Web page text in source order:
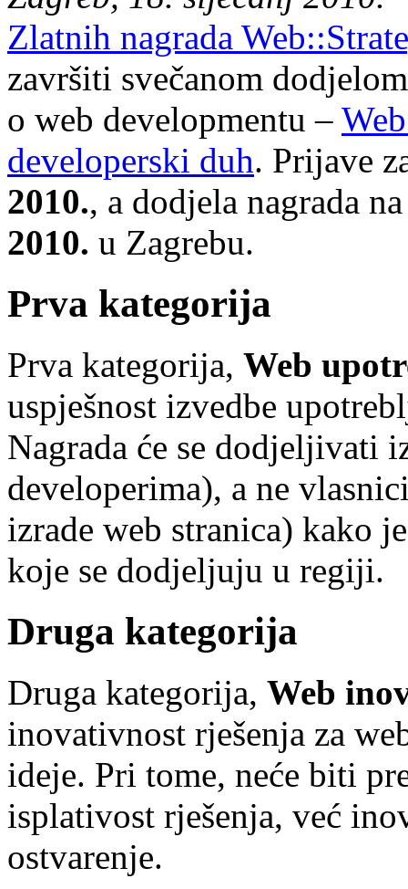
Zlatnih nagrada
završiti svečanom
o web developmentu –
developerski duh. Prijave
2010., a dodjela nagrada
2010. u Zagrebu.
Prva kategorija
Prva kategorija, Web
uspješnost izvedbe
Nagrada će se dodjeljivati
developerima), a ne
izrade web stranica) kako
koje se dodjeljuju u regiji.
Druga kategorija
Druga kategorija, Web
inovativnost rješenja za
ideje. Pri tome, neće biti
isplativost rješenja, već
ostvarenje.